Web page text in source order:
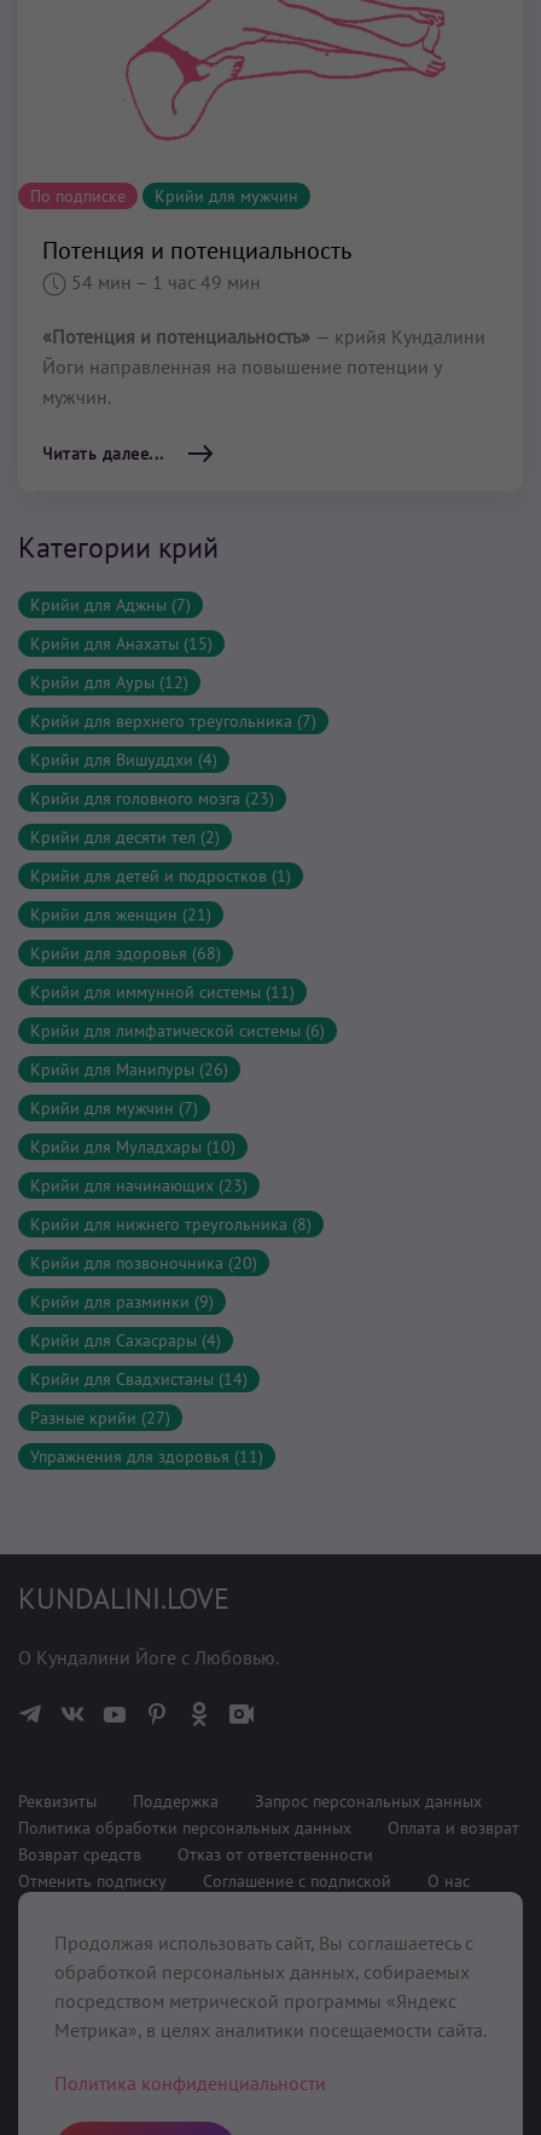
По подписке Крийи для мужчин
Потенция и потенциальность
54 мин – 1 час 49 мин
«Потенция и потенциальность» — крийя Кундалини
Йоги направленная на повышение потенции у
мужчин.
Читать далее...
Категории крий
Крийи для Аджны (7)
Крийи для Анахаты (15)
Крийи для Ауры (12)
Крийи для верхнего треугольника (7)
Крийи для Вишуддхи (4)
Крийи для головного мозга (23)
Крийи для десяти тел (2)
Крийи для детей и подростков (1)
Крийи для женщин (21)
Крийи для здоровья (68)
Крийи для иммунной системы (11)
Крийи для лимфатической системы (6)
Крийи для Манипуры (26)
Крийи для мужчин (7)
Крийи для Муладхары (10)
Крийи для начинающих (23)
Крийи для нижнего треугольника (8)
Крийи для позвоночника (20)
Крийи для разминки (9)
Крийи для Сахасрары (4)
Крийи для Свадхистаны (14)
Разные крийи (27)
Упражнения для здоровья (11)
KUNDALINI.LOVE
О Кундалини Йоге с Любовью.
Реквизиты Поддержка
Запрос персональных данных
Политика обработки персональных данных
Оплата и возврат
Возврат средств
Отказ от ответственности
Отменить подписку
Соглашение с подпиской О нас
При поддержке
Продолжая использовать сайт, Вы соглашаетесь с
обработкой персональных данных, собираемых
посредством метрической программы «Яндекс
Метрика», в целях аналитики посещаемости сайта.
Политика конфиденциальности